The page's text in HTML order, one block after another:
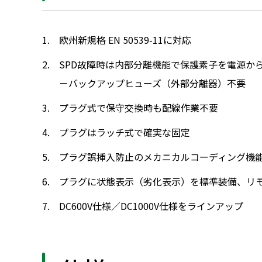
欧州新規格 EN 50539-11に対応
SPD故障時は内部分離機能で保護素子を電源か
－バックアップヒューズ（外部分離器）不要
プラグ式で保守交換時も配線作業不要
プラグはラッチ式で確実な固定
プラグ誤挿入防止のメカニカルコーディング機
プラグに状態表示（劣化表示）を標準装備、
DC600V仕様／DC1000V仕様をラインアップ